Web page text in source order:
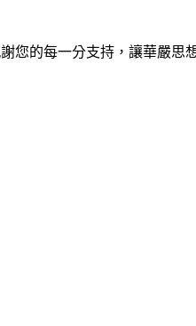
您的每一分支持，讓華嚴思